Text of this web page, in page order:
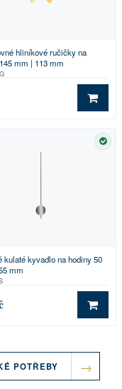
hliníkové ručičky na
mm | 113 mm
DO
kulaté kyvadlo na hodiny 50
mm
DO
POTŘEBY